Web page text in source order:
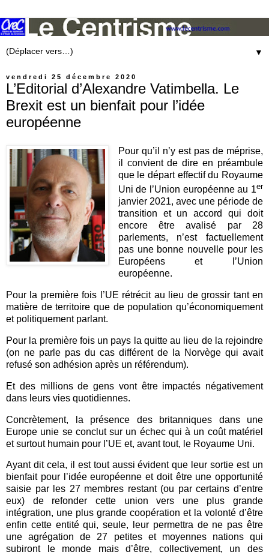
▼
vendredi 25 décembre 2020
L’Editorial d’Alexandre Vatimbella. Le
Brexit est un bienfait pour l’idée
européenne
Pour qu’il n’y est pas de méprise,
il convient de dire en préambule
que le départ effectif du Royaume
Uni de l’Union européenne au 1er
janvier 2021, avec une période de
transition et un accord qui doit
encore être avalisé par 28
parlements, n’est factuellement
pas une bonne nouvelle pour les
Européens et l’Union
européenne.
Pour la première fois l’UE rétrécit au lieu de grossir tant en
matière de territoire que de population qu’économiquement
et politiquement parlant.
Pour la première fois un pays la quitte au lieu de la rejoindre
(on ne parle pas du cas différent de la Norvège qui avait
refusé son adhésion après un référendum).
Et des millions de gens vont être impactés négativement
dans leurs vies quotidiennes.
Concrètement, la présence des britanniques dans une
Europe unie se conclut sur un échec qui à un coût matériel
et surtout humain pour l’UE et, avant tout, le Royaume Uni.
Ayant dit cela, il est tout aussi évident que leur sortie est un
bienfait pour l’idée européenne et doit être une opportunité
saisie par les 27 membres restant (ou par certains d’entre
eux) de refonder cette union vers une plus grande
intégration, une plus grande coopération et la volonté d’être
enfin cette entité qui, seule, leur permettra de ne pas être
une agrégation de 27 petites et moyennes nations qui
subiront le monde mais d’être, collectivement, un des